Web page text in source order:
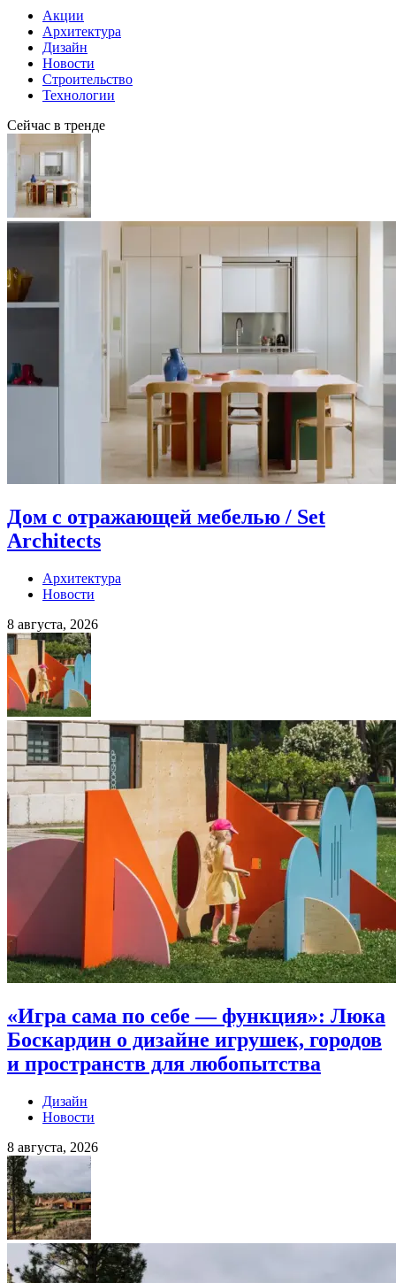
Акции
Архитектура
Дизайн
Новости
Строительство
Технологии
Сейчас в тренде
Дом с отражающей мебелью / Set
Architects
Архитектура
Новости
8 августа, 2026
«Игра сама по себе — функция»: Люка
Боскардин о дизайне игрушек, городов
и пространств для любопытства
Дизайн
Новости
8 августа, 2026